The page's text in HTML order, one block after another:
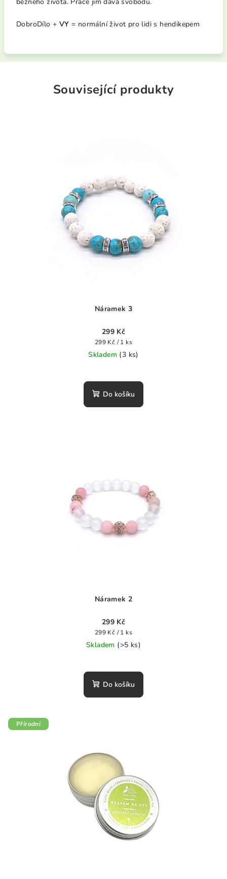
DobroDílo + VY = normální život pro lidi s hendikepem
Související produkty
Náramek 3
299 Kč
Měrná
cena:
299 Kč / 1 ks
Skladem (3 ks)
Do košíku
Náramek 2
299 Kč
Měrná
cena:
299 Kč / 1 ks
Skladem (>5 ks)
Do košíku
Přírodní